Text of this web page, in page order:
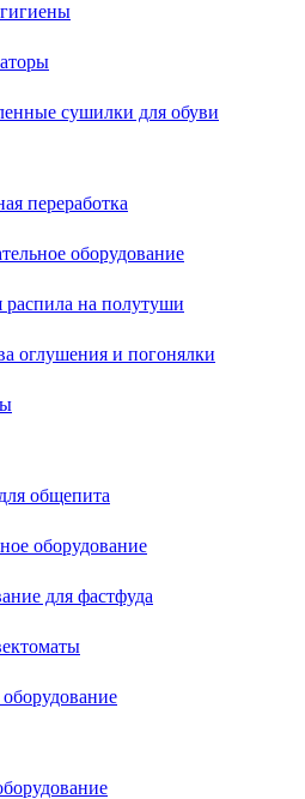
сушилки для обуви
переработка
оборудование
на полутуши
оглушения и погонялки
общепита
оборудование
для фастфуда